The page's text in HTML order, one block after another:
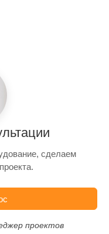
сделаем
проектов